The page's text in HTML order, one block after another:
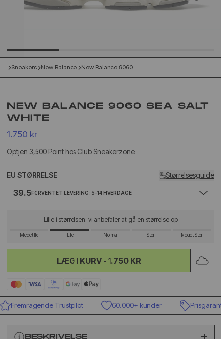
Sneakers New Balance New Balance 9060
NEW BALANCE 9060 SEA SALT
WHITE
1.750 kr
Optjen 3,500 Point hos Club Sneakerzone
EU STØRRELSE Størrelsesguide
39.5FORVENTET LEVERING: 5–14 HVERDAGE
Lille i størrelsen: vi anbefaler at gå en størrelse op
Meget lille Lille Normal Stor Meget Stor
LÆG I KURV - 1.750 KR
Fremragende Trustpilot 60.000+ kunder Prisgaranti
BESKRIVELSE